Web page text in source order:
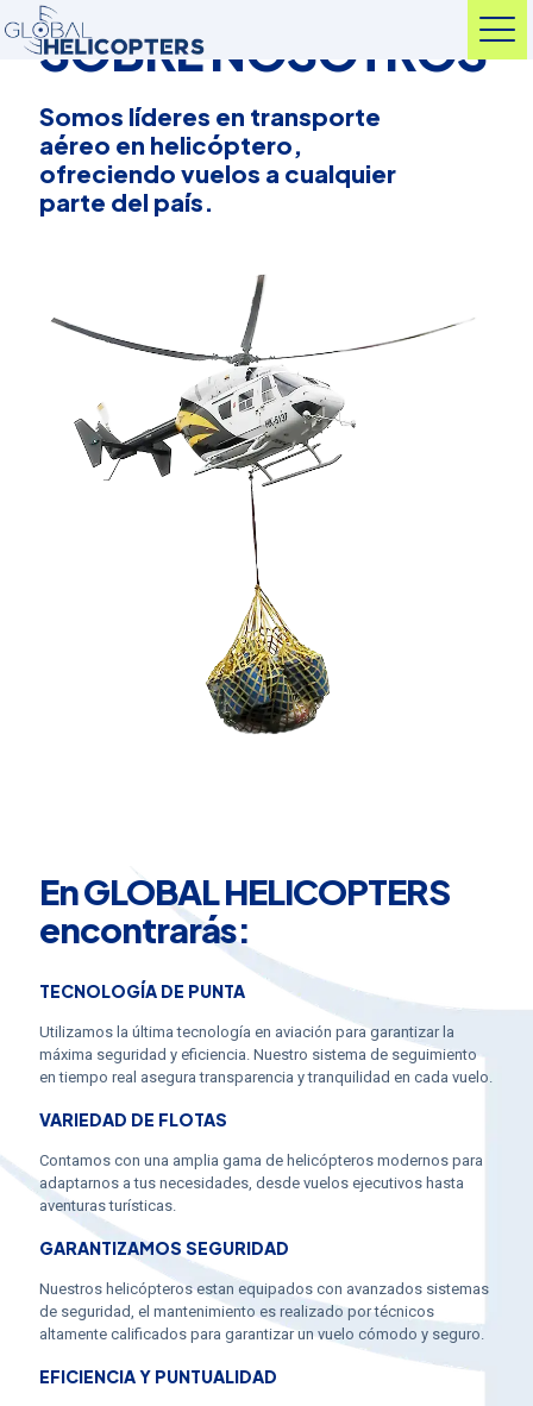
SOBRE NOSOTROS
Somos líderes en transporte
aéreo en helicóptero,
ofreciendo vuelos a cualquier
parte del país.
En GLOBAL HELICOPTERS
encontrarás:
TECNOLOGÍA DE PUNTA
Utilizamos la última tecnología en aviación para garantizar la
máxima seguridad y eficiencia. Nuestro sistema de seguimiento
en tiempo real asegura transparencia y tranquilidad en cada vuelo.
VARIEDAD DE FLOTAS
Contamos con una amplia gama de helicópteros modernos para
adaptarnos a tus necesidades, desde vuelos ejecutivos hasta
aventuras turísticas.
GARANTIZAMOS SEGURIDAD
Nuestros helicópteros estan equipados con avanzados sistemas
de seguridad, el mantenimiento es realizado por técnicos
altamente calificados para garantizar un vuelo cómodo y seguro.
EFICIENCIA Y PUNTUALIDAD